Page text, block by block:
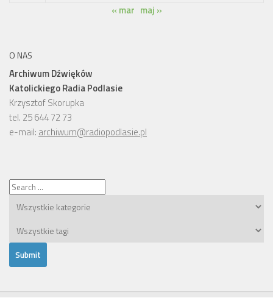
« mar maj »
O NAS
Archiwum Dźwięków
Katolickiego Radia Podlasie
Krzysztof Skorupka
tel. 25 644 72 73
e-mail: archiwum@radiopodlasie.pl